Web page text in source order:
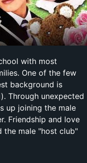
with most
One of the few
background is
Through unexpected
up joining the male
Friendship and love
the male "host club"